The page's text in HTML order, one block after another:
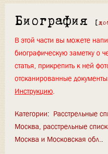
Биография [
В этой части вы можете
биографическую заметку о
статья, прикрепить к ней
отсканированные
Инструкцию.
Категории: Расстрельные
Москва, расстрельные
Москва и Московская обл.